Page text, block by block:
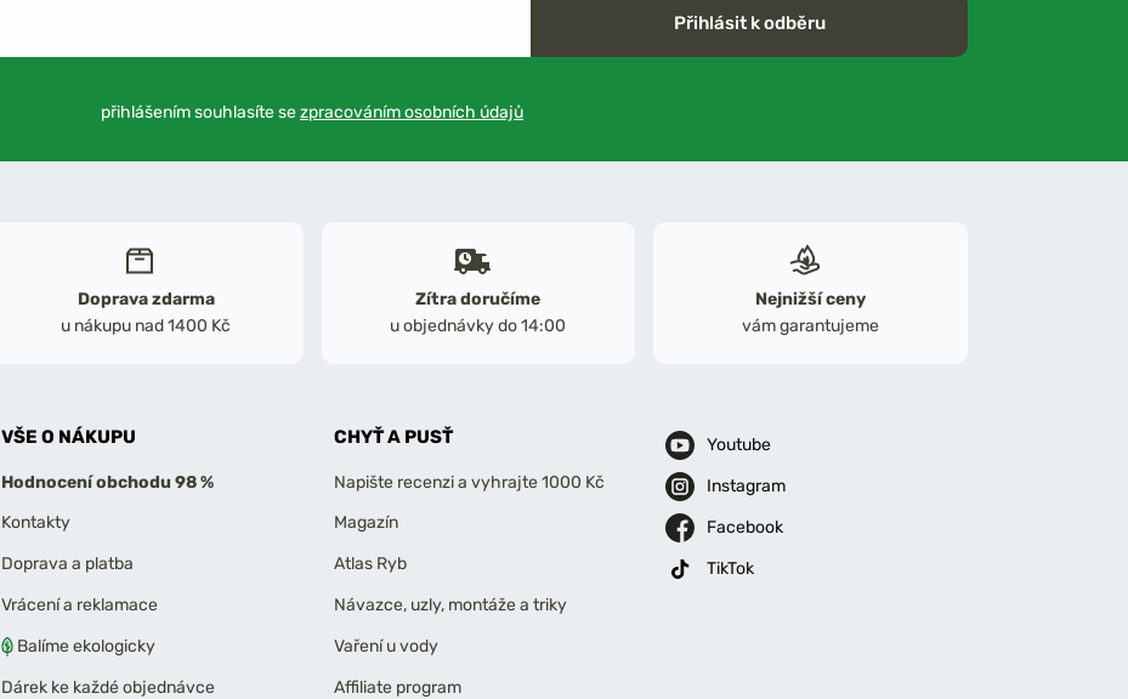
Přihlásit k odběru
přihlášením souhlasíte sezpracováním osobních údajů
Doprava zdarma
u nákupu nad 1400 Kč
Zítra doručíme
u objednávky do 14:00
Nejnižší ceny
vám garantujeme
VŠE O NÁKUPU
Hodnocení obchodu 98 %
Kontakty
Doprava a platba
Vrácení a reklamace
Balíme ekologicky
Dárek ke každé objednávce
CHYŤ A PUSŤ
Napište recenzi a vyhrajte 1000 Kč
Magazín
Atlas Ryb
Návazce, uzly, montáže a triky
Vaření u vody
Affiliate program
Youtube
Instagram
Facebook
TikTok